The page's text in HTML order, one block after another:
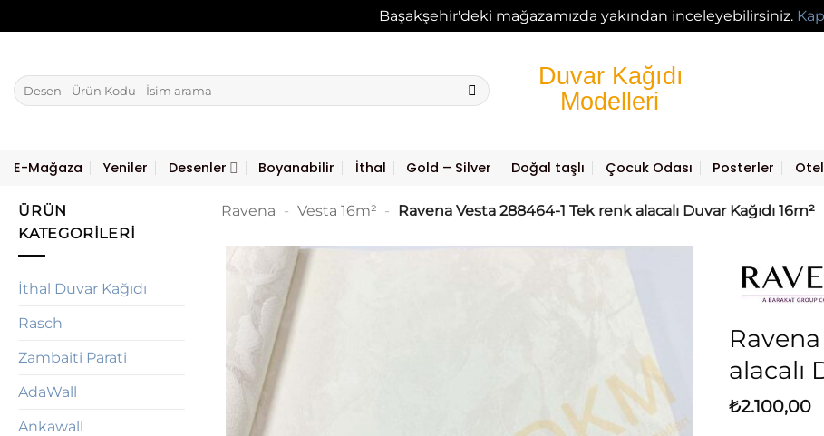
Başakşehir'deki mağazamızda yakından inceleyebilirsiniz.
Ara:
E-Mağaza Yeniler Desenler Boyanabilir İthal Gold – Silver Doğal taşlı Çocuk Odası Posterler
ÜRÜN
KATEGORILERI
İthal Duvar Kağıdı
Rasch
Zambaiti Parati
AdaWall
Ankawall
Ravena - Vesta 16m² - Ravena Vesta 288464-1 Tek renk alacalı Duvar Kağıdı 16m²
alacalı
₺2.100,00